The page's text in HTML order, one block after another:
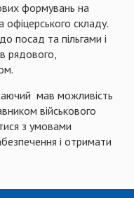
формувань на
складу.
посад та пільгами і
рядового,
мав можливість
військового
з умовами
і отримати